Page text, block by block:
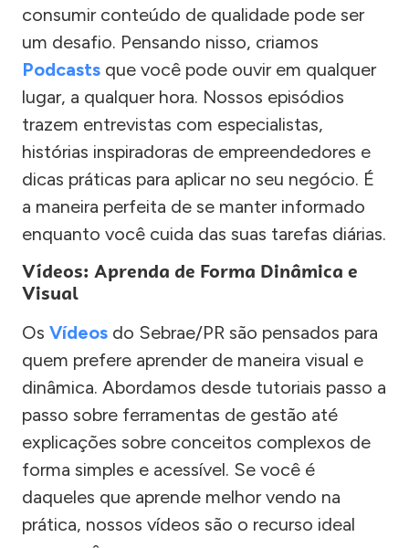
consumir conteúdo de qualidade pode ser
um desafio. Pensando nisso, criamos
Podcasts que você pode ouvir em qualquer
lugar, a qualquer hora. Nossos episódios
trazem entrevistas com especialistas,
histórias inspiradoras de empreendedores e
dicas práticas para aplicar no seu negócio. É
a maneira perfeita de se manter informado
enquanto você cuida das suas tarefas diárias.
Vídeos: Aprenda de Forma Dinâmica e
Visual
Os Vídeos do Sebrae/PR são pensados para
quem prefere aprender de maneira visual e
dinâmica. Abordamos desde tutoriais passo a
passo sobre ferramentas de gestão até
explicações sobre conceitos complexos de
forma simples e acessível. Se você é
daqueles que aprende melhor vendo na
prática, nossos vídeos são o recurso ideal